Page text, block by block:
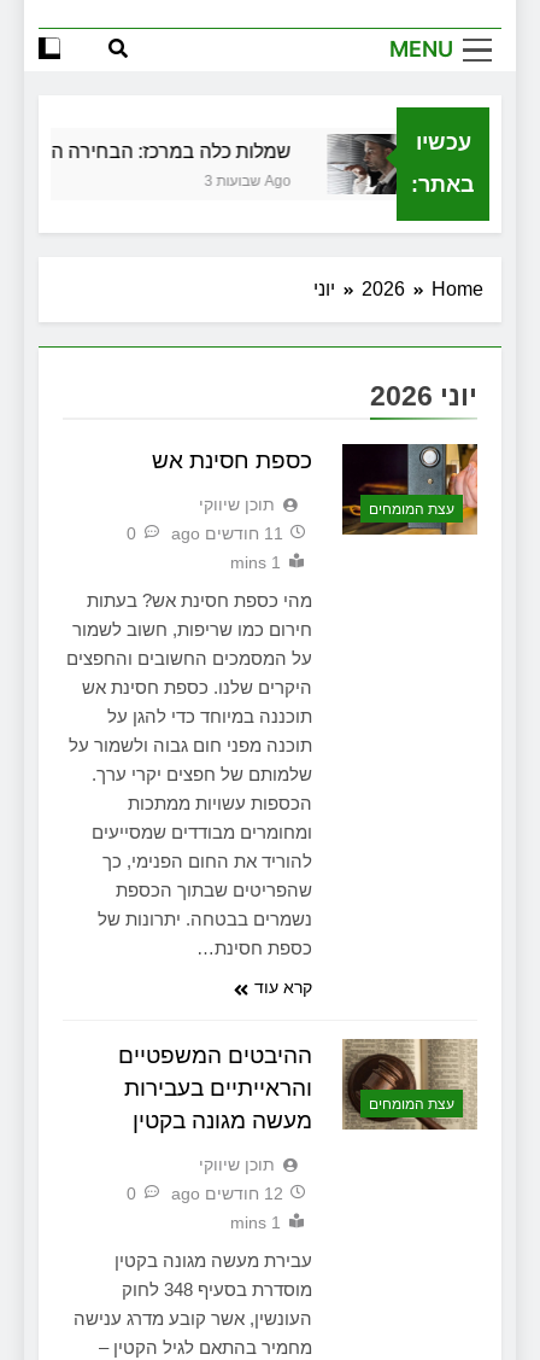
MENU
עכשיו
באתר:
שמלות כלה במרכז: הבחירה הנכונה
3 שבועות Ago
בגירושין
Home
2026 יוני
יוני 2026
עצת המומחים
כספת חסינת אש
תוכן שיווקי
11 חודשים ago
0
1 mins
מהי כספת חסינת אש? בעתות
חירום כמו שריפות, חשוב לשמור
על המסמכים החשובים והחפצים
היקרים שלנו. כספת חסינת אש
תוכננה במיוחד כדי להגן על
תוכנה מפני חום גבוה ולשמור על
שלמותם של חפצים יקרי ערך.
הכספות עשויות ממתכות
ומחומרים מבודדים שמסייעים
להוריד את החום הפנימי, כך
שהפריטים שבתוך הכספת
נשמרים בבטחה. יתרונות של
כספת חסינת…
קרא עוד
עצת המומחים
ההיבטים המשפטיים
והראייתיים בעבירות
מעשה מגונה בקטין
תוכן שיווקי
12 חודשים ago
0
1 mins
עבירת מעשה מגונה בקטין
מוסדרת בסעיף 348 לחוק
העונשין, אשר קובע מדרג ענישה
מחמיר בהתאם לגיל הקטין –